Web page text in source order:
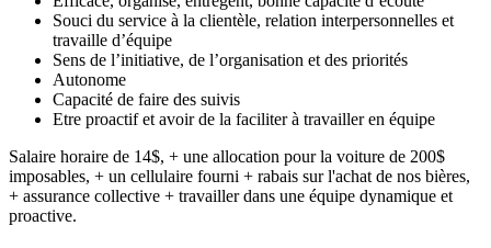
Souci du service à la clientèle, relation interpersonnelles et
travaille d’équipe
Sens de l’initiative, de l’organisation et des priorités
Autonome
Capacité de faire des suivis
Etre proactif et avoir de la faciliter à travailler en équipe
Salaire horaire de 14$, + une allocation pour la voiture de 200$
imposables, + un cellulaire fourni + rabais sur l'achat de nos bières,
+ assurance collective + travailler dans une équipe dynamique et
proactive.